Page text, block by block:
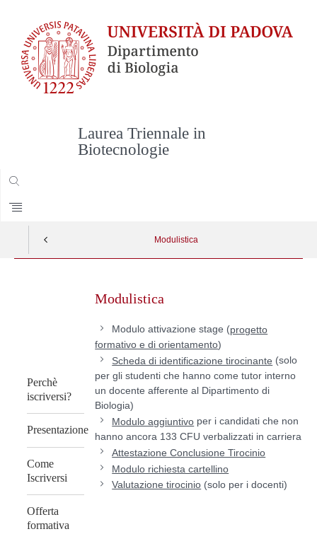
Laurea Triennale in
Biotecnologie
Modulistica
Perchè
iscriversi?
Presentazione
Come
Iscriversi
Offerta
formativa
content
Modulistica
Modulo attivazione stage (progetto
formativo e di orientamento)
Scheda di identificazione tirocinante (solo
per gli studenti che hanno come tutor interno
un docente afferente al Dipartimento di
Biologia)
Modulo aggiuntivo per i candidati che non
hanno ancora 133 CFU verbalizzati in carriera
Attestazione Conclusione Tirocinio
Modulo richiesta cartellino
Valutazione tirocinio (solo per i docenti)